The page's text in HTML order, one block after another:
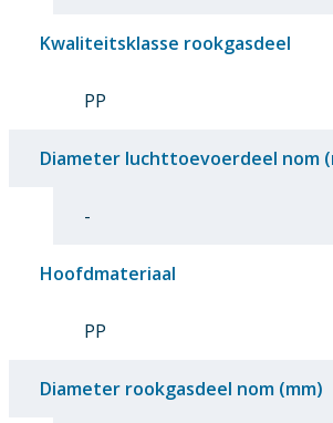
Kwaliteitsklasse rookgasdeel
PP
Diameter luchttoevoerdeel nom
-
Hoofdmateriaal
PP
Diameter rookgasdeel nom (mm)